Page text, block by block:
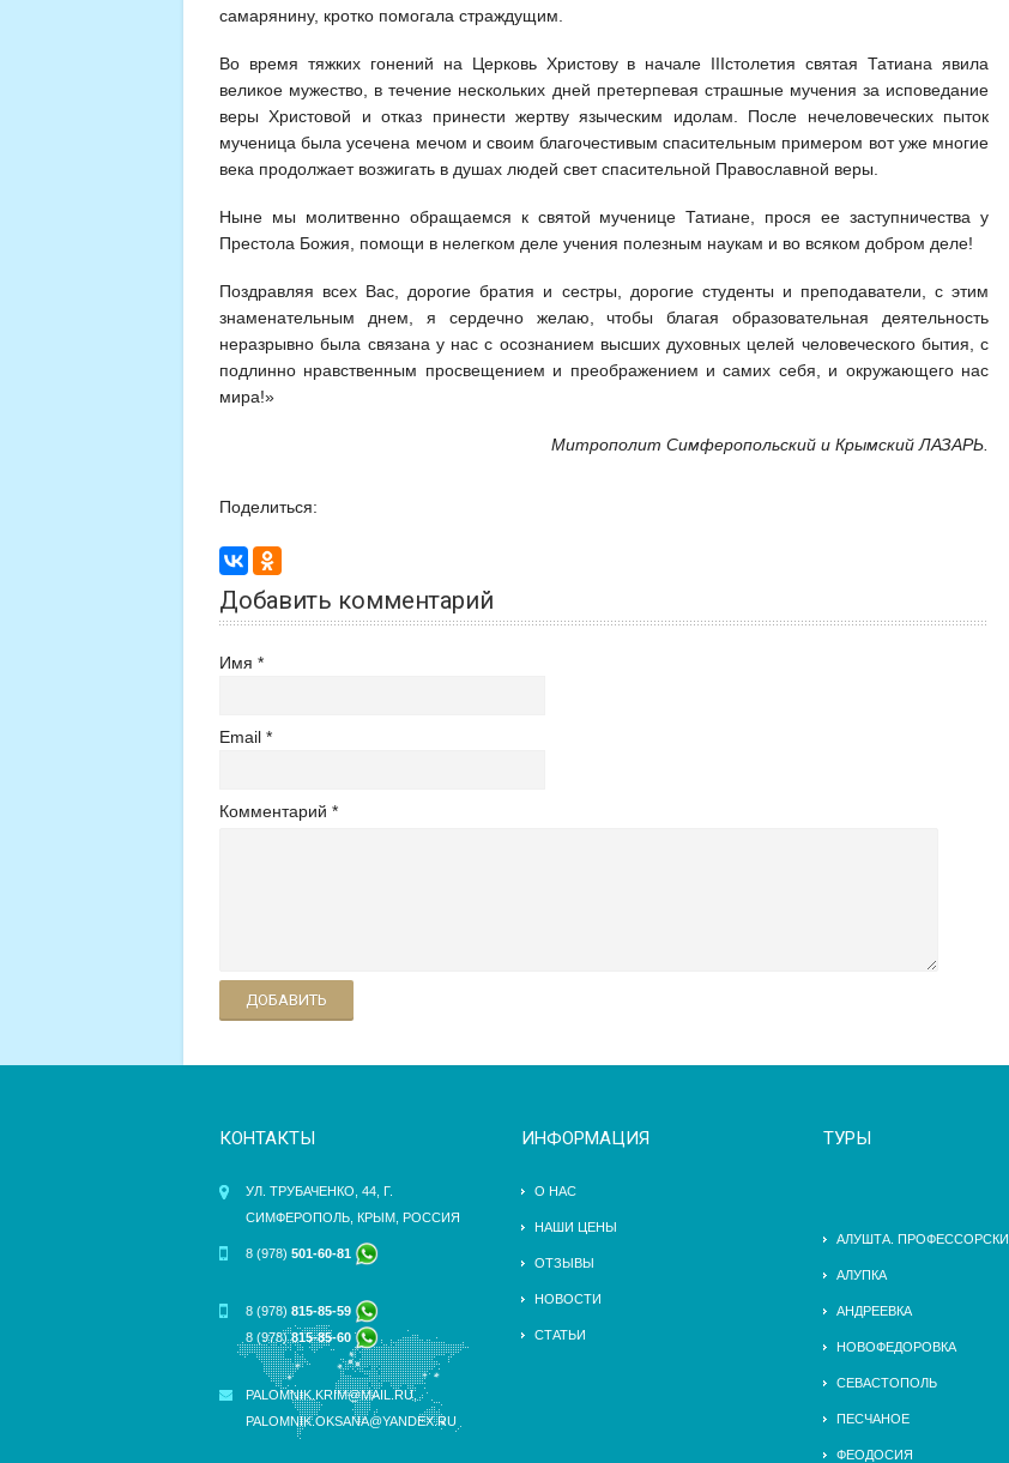
самарянину, кротко помогала страждущим.
Во время тяжких гонений на Церковь Христову в начале IIIстолетия святая Татиана явила
великое мужество, в течение нескольких дней претерпевая страшные мучения за исповедание
веры Христовой и отказ принести жертву языческим идолам. После нечеловеческих пыток
мученица была усечена мечом и своим благочестивым спасительным примером вот уже многие
века продолжает возжигать в душах людей свет спасительной Православной веры.
Ныне мы молитвенно обращаемся к святой мученице Татиане, прося ее заступничества у
Престола Божия, помощи в нелегком деле учения полезным наукам и во всяком добром деле!
Поздравляя всех Вас, дорогие братия и сестры, дорогие студенты и преподаватели, с этим
знаменательным днем, я сердечно желаю, чтобы благая образовательная деятельность
неразрывно была связана у нас с осознанием высших духовных целей человеческого бытия, с
подлинно нравственным просвещением и преображением и самих себя, и окружающего нас
мира!»
Митрополит Симферопольский и Крымский ЛАЗАРЬ.
Поделиться:
Добавить комментарий
Имя
Email
Комментарий
ДОБАВИТЬ
КОНТАКТЫ
УЛ. ТРУБАЧЕНКО, 44, Г.
СИМФЕРОПОЛЬ, КРЫМ, РОССИЯ
8 (978) 501-60-81
8 (978) 815-85-59
8 (978)815-85-60
PALOMNIK.KRIM@MAIL.RU,
PALOMNIK.OKSANA@YANDEX.RU
ИНФОРМАЦИЯ
О НАС
НАШИ ЦЕНЫ
ОТЗЫВЫ
НОВОСТИ
СТАТЬИ
ТУРЫ
АЛУШТА.
АЛУПКА
АНДРЕЕВКА
НОВОФЕДОРОВКА
СЕВАСТОПОЛЬ
ПЕСЧАНОЕ
ФЕОДОСИЯ